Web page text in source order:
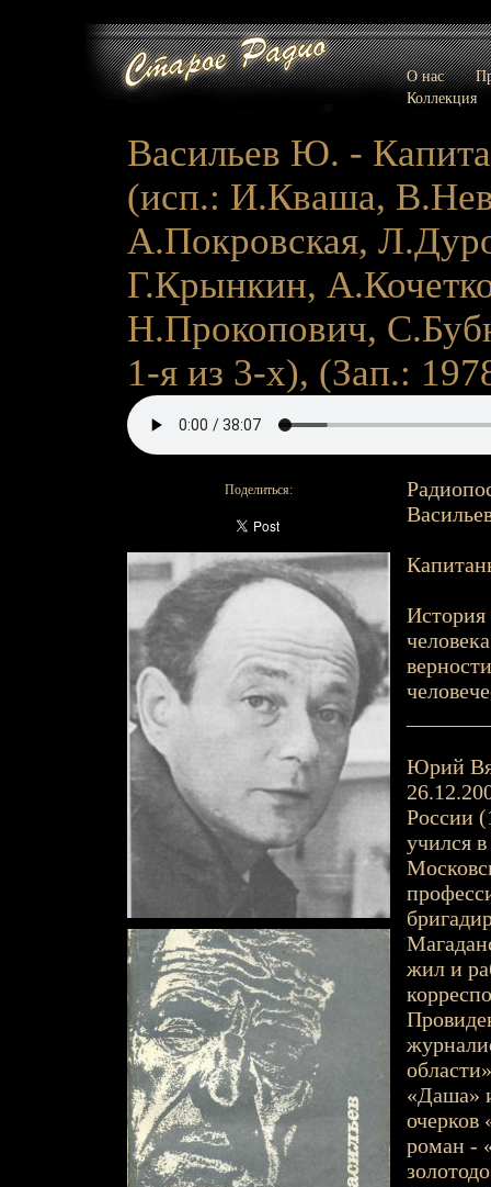
О нас
Коллекция
Васильев Ю. -
(исп.: И.Кваша,
А.Покровская,
Г.Крынкин,
Н.Прокопович,
1-я из 3-х), (Зап.:
Поделиться:
История
Юрий
России
учился
жил и
«Даша»
очерков
роман -